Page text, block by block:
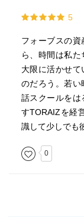
5
フォーブスの
ら、時間は私
大限に活かせ
のだろう。若い
話スクールをは
すTORAIZを経
識して少しでも
0